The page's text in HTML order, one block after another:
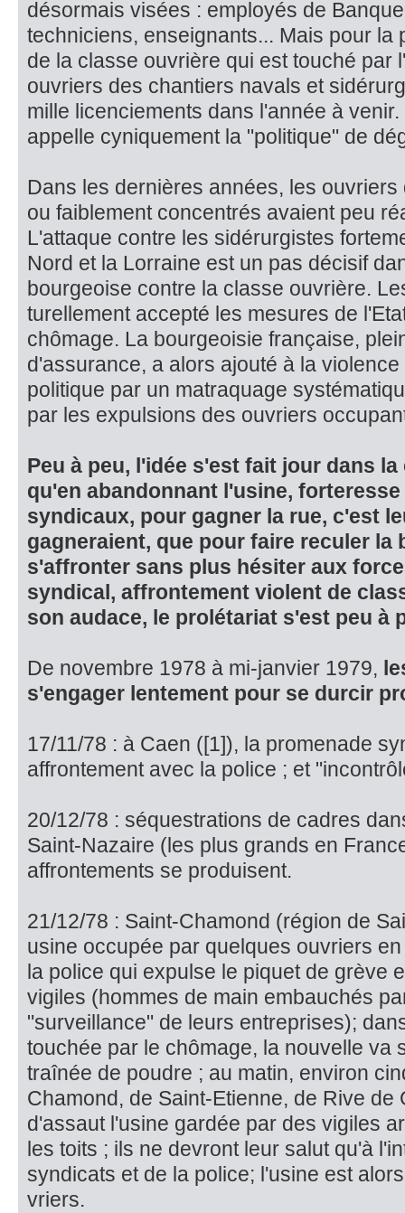
désormais visées : employés de
techniciens, enseignants... Mais pour la
de la classe ouvrière qui est touché par
ouvriers des chantiers navals et
mille li­cenciements dans l'année à
appelle cyniquement la "politi­que" de
Dans les dernières années, les
ou faiblement concentrés avaient peu
L'at­taque contre les sidérurgistes
Nord et la Lorraine est un pas dé­cisif
bourgeoise contre la classe ouvrière.
turellement accepté les mesures de
chômage. La bourgeoisie française,
d'assurance, a alors ajouté à la
politique par un matraquage
par les expulsions des ouvriers
Peu à peu, l'idée s'est fait jour dans
qu'en abandonnant l'usine,
syndicaux, pour gagner la rue, c'est
gagneraient, que pour faire reculer la
s'affronter sans plus hésiter aux
syndical, af­frontement violent de
son audace, le prolétariat s'est peu à
De novembre 1978 à mi-janvier 1979,
s'engager lentement pour se durcir
17/11/78 : à Caen ([1]), la promenade
affrontement avec la police ; et
20/12/78 : séquestrations de cadres
Saint-Nazaire (les plus grands en
affrontements se produisent.
21/12/78 : Saint-Chamond (région de
usine occupée par quelques ouvriers
la po­lice qui expulse le piquet de grève
vigiles (hommes de main embau­chés
"surveillance" de leurs entreprises);
touchée par le chômage, la nouvelle va
traînée de poudre ; au ma­tin, environ
Chamond, de Saint-Etienne, de Rive
d'assaut l'usine gardée par des vigiles
les toits ; ils ne devront leur salut qu'à
syndicats et de la poli­ce; l'usine est
vriers.